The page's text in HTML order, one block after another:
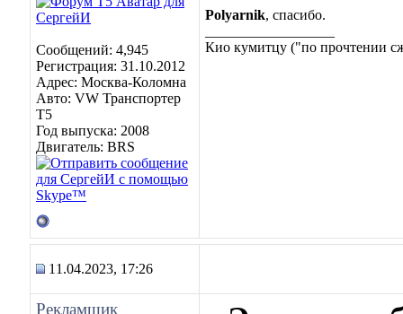
Сообщений: 4,945
Регистрация: 31.10.2012
Адрес: Москва-Коломна
Авто: VW Транспортер
Т5
Год выпуска: 2008
Двигатель: BRS
Polyarnik, спасибо.
Кио кумитцу ("по прочтении
11.04.2023, 17:26
Рекламщик